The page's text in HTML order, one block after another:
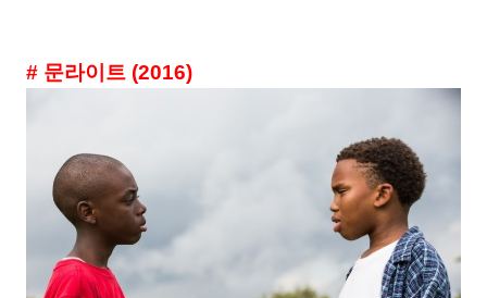
# 문라이트 (2016)